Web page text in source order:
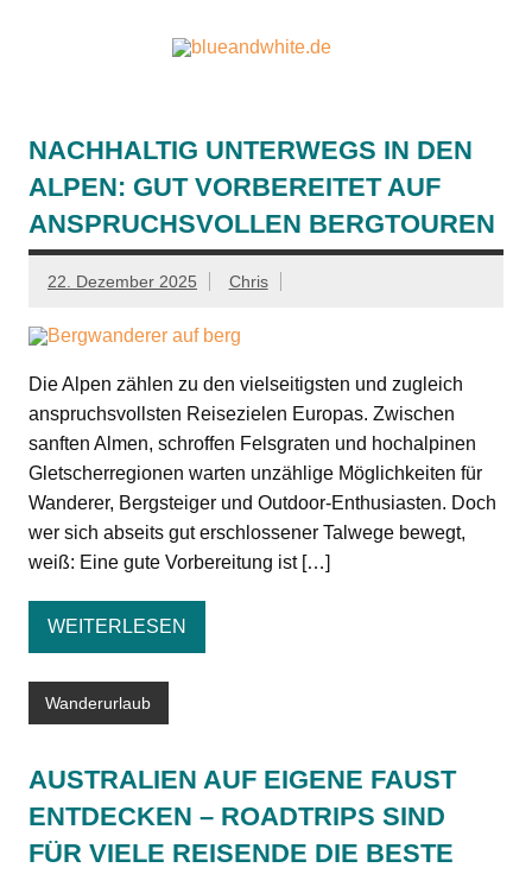
NACHHALTIG UNTERWEGS IN DEN
ALPEN: GUT VORBEREITET AUF
ANSPRUCHSVOLLEN BERGTOUREN
22. Dezember 2025 Chris
Die Alpen zählen zu den vielseitigsten und zugleich
anspruchsvollsten Reisezielen Europas. Zwischen
sanften Almen, schroffen Felsgraten und hochalpinen
Gletscherregionen warten unzählige Möglichkeiten für
Wanderer, Bergsteiger und Outdoor-Enthusiasten. Doch
wer sich abseits gut erschlossener Talwege bewegt,
weiß: Eine gute Vorbereitung ist […]
WEITERLESEN
Wanderurlaub
AUSTRALIEN AUF EIGENE FAUST
ENTDECKEN – ROADTRIPS SIND
FÜR VIELE REISENDE DIE BESTE